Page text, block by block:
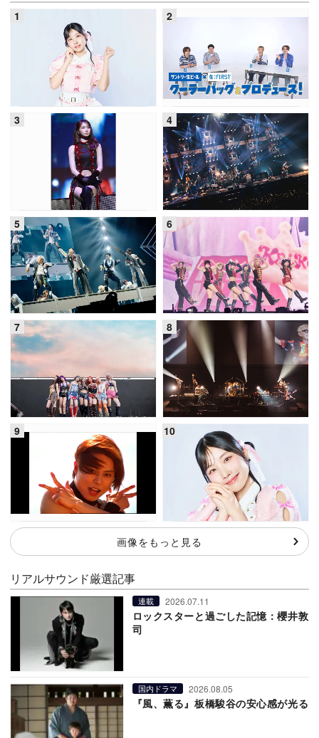
画像をもっと見る
リアルサウンド厳選記事
連載 2026.07.11
ロックスターと過ごした記憶：櫻井敦
司
国内ドラマ 2026.08.05
『風、薫る』板橋駿谷の安心感が光る